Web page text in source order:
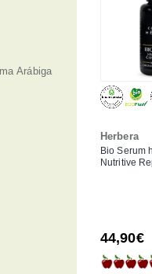
Arábiga
Herbera
Bio Serum
Nutritive
44,90€